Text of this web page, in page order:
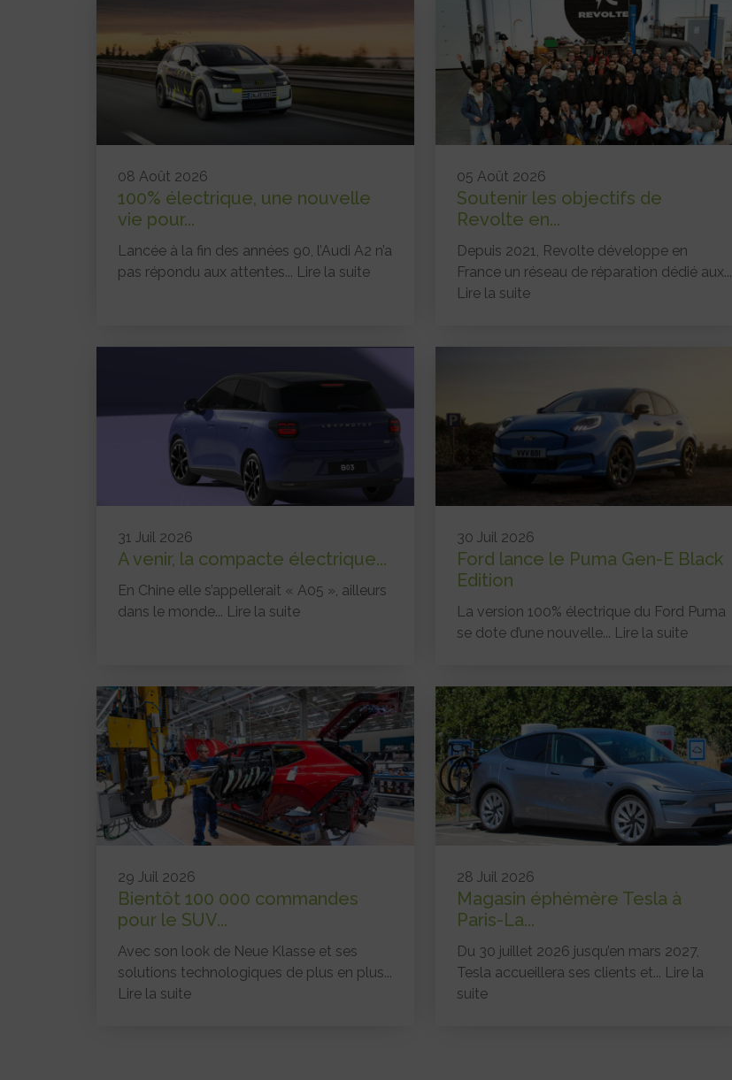
08 Août 2026
100% électrique, une nouvelle
vie pour...
Lancée à la fin des années 90, l’Audi A2 n’a
pas répondu aux attentes... Lire la suite
05 Août 2026
Soutenir les objectifs de
Revolte en...
Depuis 2021, Revolte développe en
France un réseau de réparation dédié aux...
Lire la suite
31 Juil 2026
A venir, la compacte électrique...
En Chine elle s’appellerait « A05 », ailleurs
dans le monde... Lire la suite
30 Juil 2026
Ford lance le Puma Gen-E Black
Edition
La version 100% électrique du Ford Puma
se dote d’une nouvelle... Lire la suite
29 Juil 2026
Bientôt 100 000 commandes
pour le SUV...
Avec son look de Neue Klasse et ses
solutions technologiques de plus en plus...
Lire la suite
28 Juil 2026
Magasin éphémère Tesla à
Paris-La...
Du 30 juillet 2026 jusqu’en mars 2027,
Tesla accueillera ses clients et... Lire la
suite